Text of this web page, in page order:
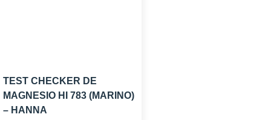
TEST CHECKER DE
MAGNESIO HI 783 (MARINO)
– HANNA